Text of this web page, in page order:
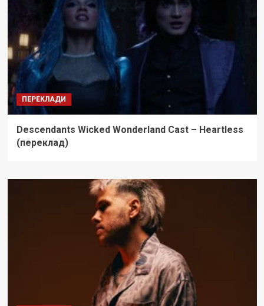
ПЕРЕКЛАДИ
Descendants Wicked Wonderland Cast – Heartless
(переклад)